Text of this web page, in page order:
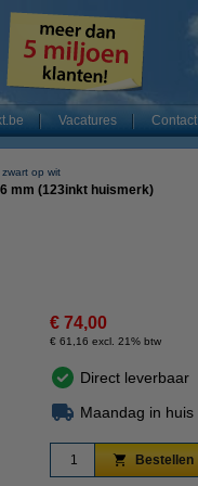
Vacatures Contact
op wit
mm (123inkt huismerk)
€ 74,00
€ 61,16 excl. 21% btw
Direct leverbaar
Maandag in huis
Bestellen